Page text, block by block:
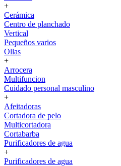
+
Cerámica
Centro de planchado
Vertical
Pequeños varios
Ollas
+
Arrocera
Multifuncion
Cuidado personal masculino
+
Afeitadoras
Cortadora de pelo
Multicortadora
Cortabarba
Purificadores de agua
+
Purificadores de agua